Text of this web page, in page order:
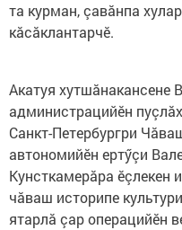
та курман, çавăнпа
кăсăклантарчӗ.
Акатуя хутшăнакансене
администрацийӗн
Санкт-Петербургри
автономийӗн ертӳçи
Кунсткамерăра ӗçлекен
чăваш историпе
ятарлă çар операцийӗн